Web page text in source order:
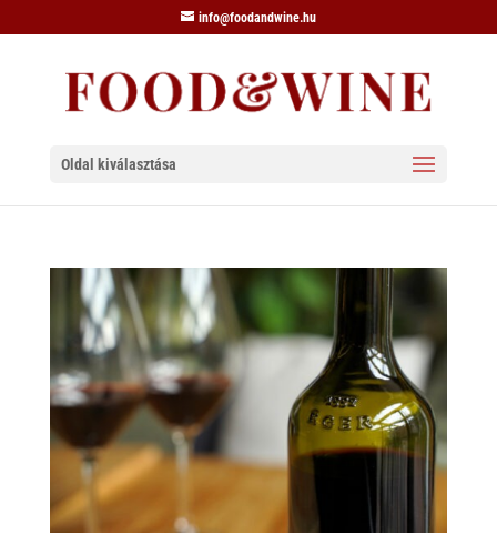
info@foodandwine.hu
Oldal kiválasztása